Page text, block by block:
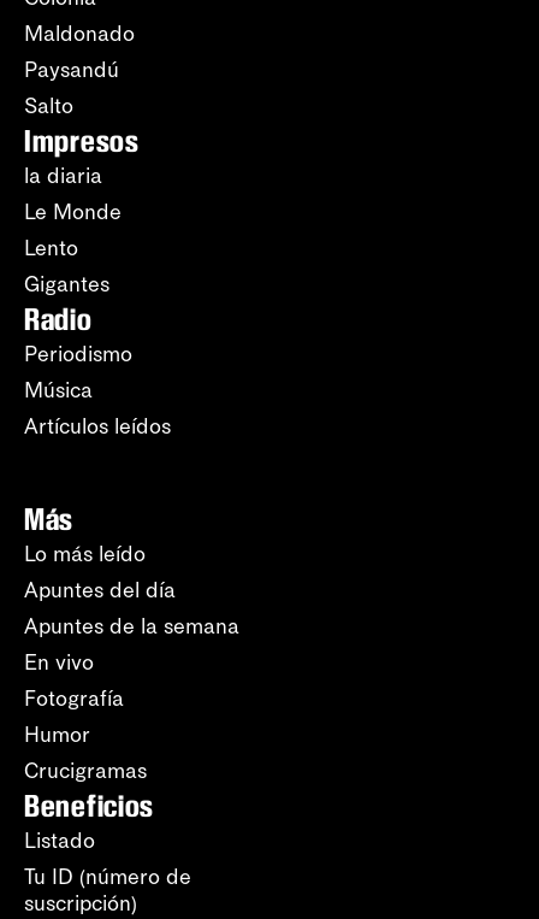
Maldonado
Paysandú
Salto
Impresos
la diaria
Le Monde
Lento
Gigantes
Radio
Periodismo
Música
Artículos leídos
Más
Lo más leído
Apuntes del día
Apuntes de la semana
En vivo
Fotografía
Humor
Crucigramas
Beneficios
Listado
Tu ID (número de
suscripción)